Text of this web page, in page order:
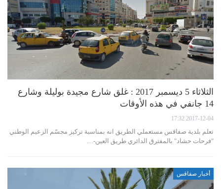
الثلاثاء 5 ديسمبر 2017 : غلق شارع مجيدة بوليلة وشارع
14 جانفي في هذه الأوقات
2017-12-04 17:32
تعلم بلدية صفاقس مستعملي الطريق انه بمناسبة تركيز مجسّم الزعيم الوطني
"فرحات حشاد" بالمفترق الدائري طريق العين-…
أخبار صفاقس